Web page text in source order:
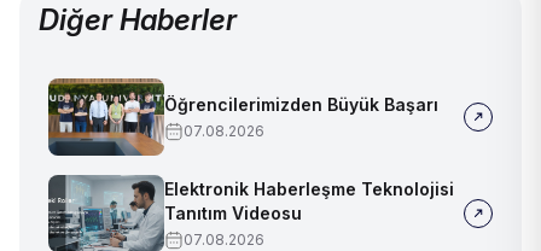
Diğer Haberler
Öğrencilerimizden Büyük Başarı
07.08.2026
Elektronik Haberleşme Teknolojisi
Tanıtım Videosu
07.08.2026